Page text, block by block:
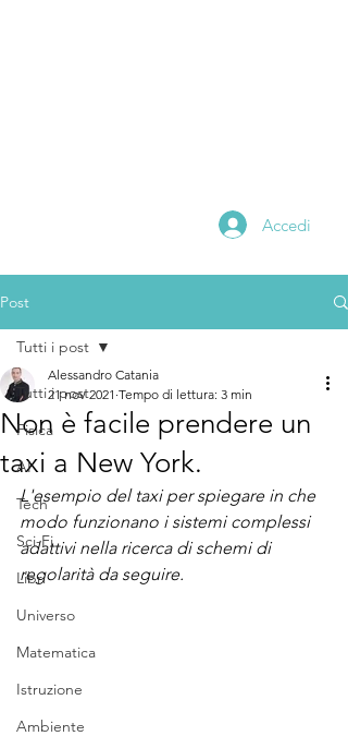
Accedi
Post
Tutti i post
Fisica
AI
Tech
Sci-Fi
Libri
Universo
Matematica
Istruzione
Ambiente
Tutti i post
Non è facile prendere un
taxi a New York.
Alessandro Catania
21 nov 2021 Tempo di lettura: 3 min
L'esempio del taxi per spiegare in che
modo funzionano i sistemi complessi
adattivi nella ricerca di schemi di
regolarità da seguire.